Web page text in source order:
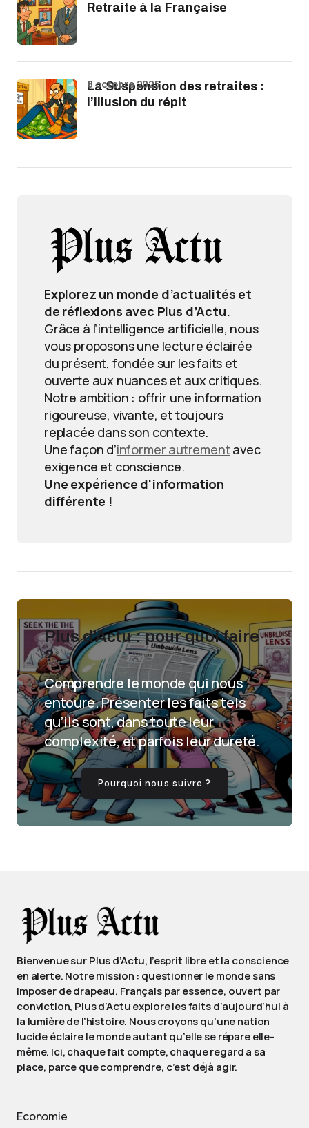
Retraite à la Française
La Suspension des retraites :
l’illusion du répit
8 octobre 2025
Explorez un monde d’actualités et
de réflexions avec Plus d’Actu.
Grâce à l’intelligence artificielle, nous
vous proposons une lecture éclairée
du présent, fondée sur les faits et
ouverte aux nuances et aux critiques.
Notre ambition : offrir une information
rigoureuse, vivante, et toujours
replacée dans son contexte.
Une façon d’informer autrementavec
exigence et conscience.
Une expérience d'information
différente !
Plus d'Actu : pour quoi faire
?
Comprendre le monde qui nous
entoure. Présenter les faits tels
qu’ils sont, dans toute leur
complexité, et parfois leur dureté.
Pourquoi nous suivre ?
Bienvenue sur Plus d’Actu, l’esprit libre et la conscience
en alerte. Notre mission : questionner le monde sans
imposer de drapeau. Français par essence, ouvert par
conviction, Plus d’Actu explore les faits d’aujourd’hui à
la lumière de l’histoire. Nous croyons qu’une nation
lucide éclaire le monde autant qu’elle se répare elle-
même. Ici, chaque fait compte, chaque regard a sa
place, parce que comprendre, c’est déjà agir.
Economie